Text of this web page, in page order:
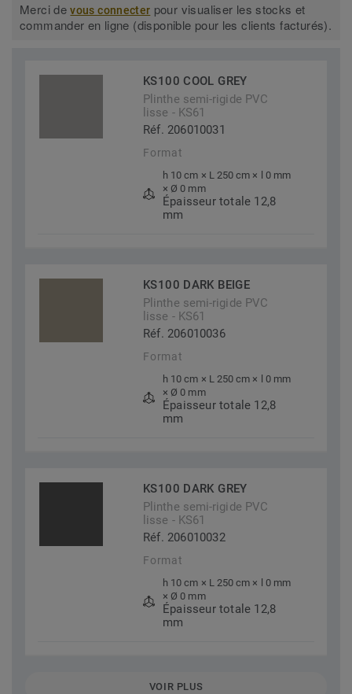
Merci devous connecter pour visualiser les stocks et
commander en ligne (disponible pour les clients facturés).
KS100 COOL GREY
Plinthe semi-rigide PVC
lisse - KS61
Réf. 206010031
Format
h 10 cm × L 250 cm × l 0 mm
× Ø 0 mm
Épaisseur totale 12,8
mm
KS100 DARK BEIGE
Plinthe semi-rigide PVC
lisse - KS61
Réf. 206010036
Format
h 10 cm × L 250 cm × l 0 mm
× Ø 0 mm
Épaisseur totale 12,8
mm
KS100 DARK GREY
Plinthe semi-rigide PVC
lisse - KS61
Réf. 206010032
Format
h 10 cm × L 250 cm × l 0 mm
× Ø 0 mm
Épaisseur totale 12,8
mm
VOIR PLUS